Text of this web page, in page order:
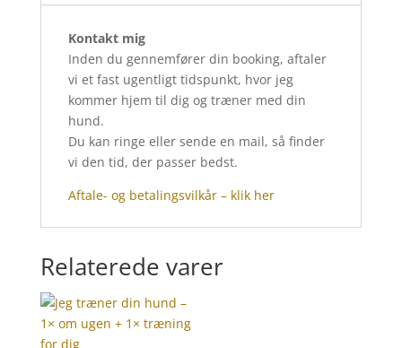
antal
Kontakt mig
Inden du gennemfører din booking, aftaler
vi et fast ugentligt tidspunkt, hvor jeg
kommer hjem til dig og træner med din
hund.
Du kan ringe eller sende en mail, så finder
vi den tid, der passer bedst.
Aftale- og betalingsvilkår – klik her
Relaterede varer